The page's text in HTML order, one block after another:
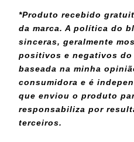
*Produto recebido
da marca. A política do
sinceras, geralmente
positivos e negativos do
baseada na minha
consumidora e é
que enviou o produto
responsabiliza por
terceiros.